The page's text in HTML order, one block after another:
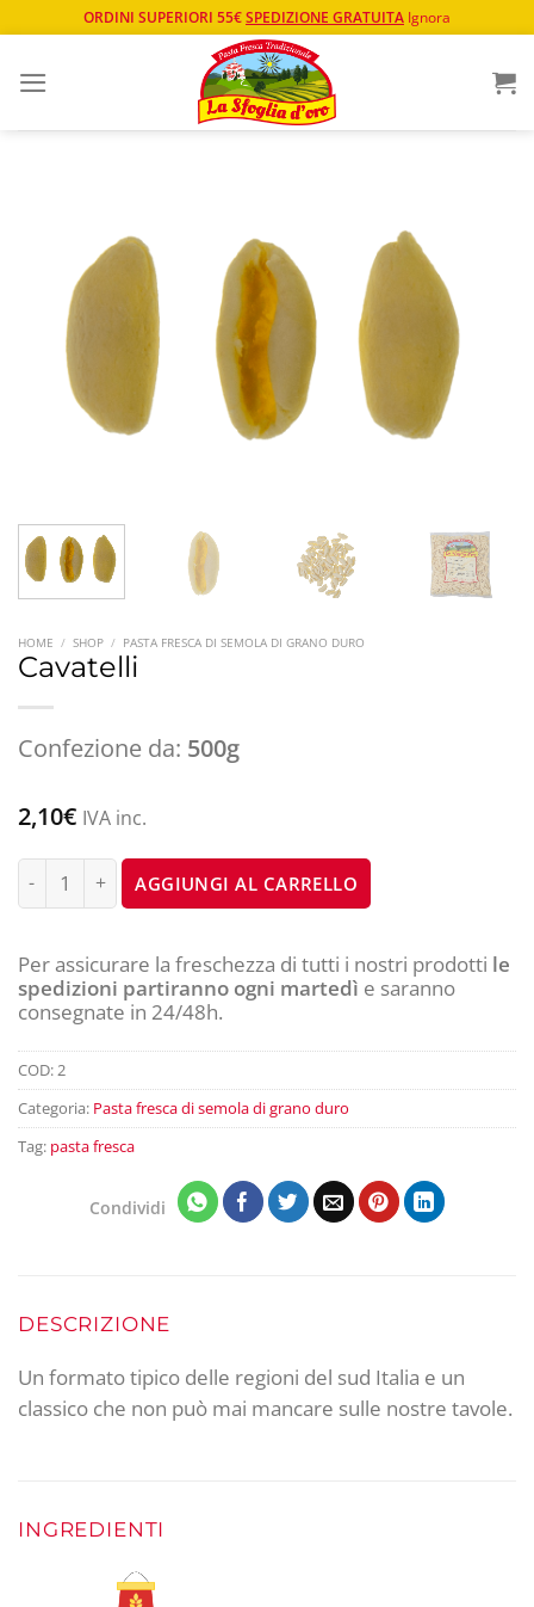
ORDINI SUPERIORI 55€SPEDIZIONE GRATUITA Ignora
DESCRIZIONE
Un formato tipico delle regioni del sud Italia e un
classico che non può mai mancare sulle nostre tavole.
INGREDIENTI
HOME / SHOP / PASTA FRESCA DI SEMOLA DI GRANO DURO
Cavatelli
Confezione da: 500g
2,10€ IVA inc.
Cavatelli quantitàAGGIUNGI AL CARRELLO
Per assicurare la freschezza di tutti i nostri prodotti le
spedizioni partiranno ogni martedì e saranno
consegnate in 24/48h.
COD:2
Categoria: Pasta fresca di semola di grano duro
Tag: pasta fresca
Condividi